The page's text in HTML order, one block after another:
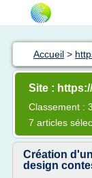
Accueil >
Site :
Classement :
7 articles
Création
design